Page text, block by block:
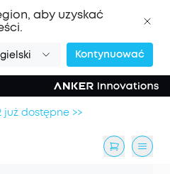
aby uzyskać
Kontynuować
już dostępne >>